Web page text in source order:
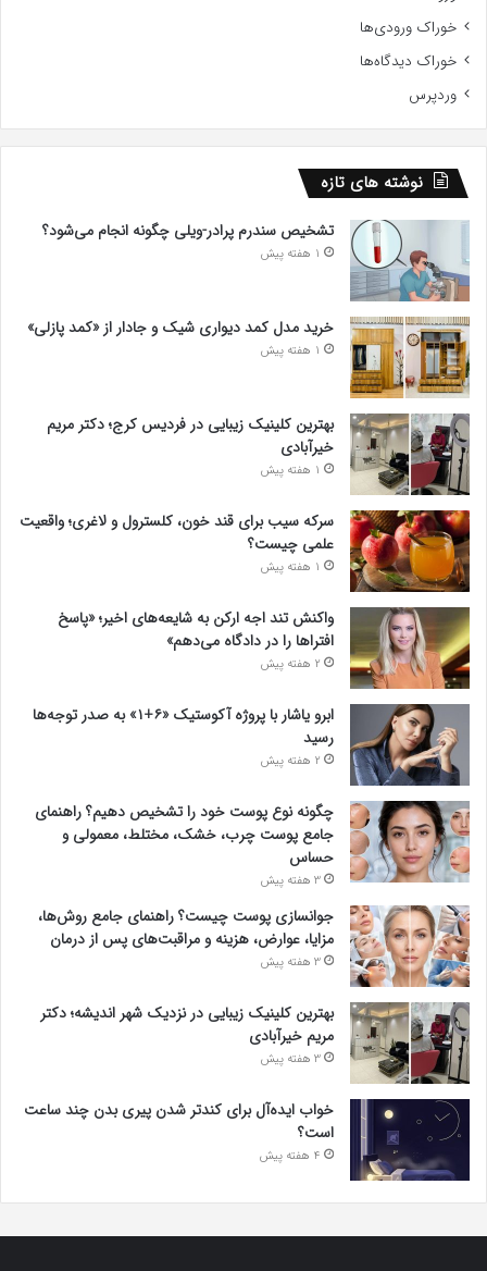
خوراک ورودی‌ها
خوراک دیدگاه‌ها
وردپرس
نوشته های تازه
تشخیص سندرم پرادر-ویلی چگونه انجام می‌شود؟
1 هفته پیش
خرید مدل کمد دیواری شیک و جادار از «کمد پازلی»
1 هفته پیش
بهترین کلینیک زیبایی در فردیس کرج؛ دکتر مریم
خیرآبادی
1 هفته پیش
سرکه سیب برای قند خون، کلسترول و لاغری؛ واقعیت
علمی چیست؟
1 هفته پیش
واکنش تند اجه ارکن به شایعه‌های اخیر؛ «پاسخ
افتراها را در دادگاه می‌دهم»
2 هفته پیش
ابرو یاشار با پروژه آکوستیک «۶+۱» به صدر توجه‌ها
رسید
2 هفته پیش
چگونه نوع پوست خود را تشخیص دهیم؟ راهنمای
جامع پوست چرب، خشک، مختلط، معمولی و
حساس
3 هفته پیش
جوانسازی پوست چیست؟ راهنمای جامع روش‌ها،
مزایا، عوارض، هزینه و مراقبت‌های پس از درمان
3 هفته پیش
بهترین کلینیک زیبایی در نزدیک شهر اندیشه؛ دکتر
مریم خیرآبادی
3 هفته پیش
خواب ایده‌آل برای کندتر شدن پیری بدن چند ساعت
است؟
4 هفته پیش